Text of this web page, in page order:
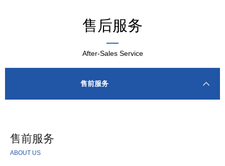
售后服务
—
After-Sales Service
售前服务
售前服务
ABOUT US